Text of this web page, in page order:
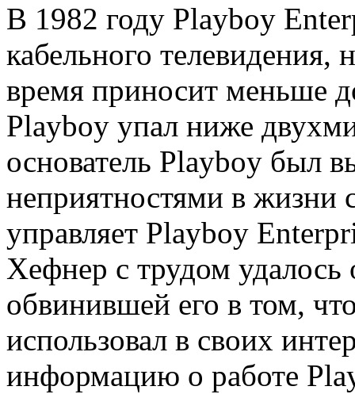
В 1982 году Playboy
кабельного телевидения,
время приносит меньше
Playboy упал ниже
основатель Playboy был
неприятностями в жизни
управляет Playboy
Хефнер с трудом удалось
обвинившей его в том,
использовал в своих
информацию о работе